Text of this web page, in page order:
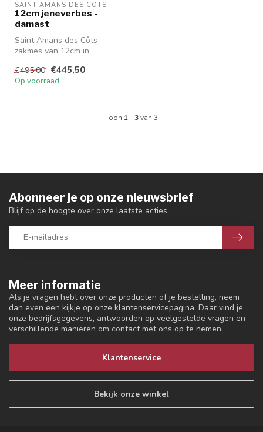
SAINT AMANS DES CÔTS
12cm jeneverbes -
damast
Saint Amans des Côts
zakmes van 12cm in
damast carbone.
€495,00 €445,50
Op voorraad
Toon 1 -3van 3
Meer informatie
Als je vragen hebt over onze producten of je bestelling, neem
dan even een kijkje op onze klantenservicepagina. Daar vind je
onze bedrijfsgegevens, antwoorden op veelgestelde vragen en
verschillende manieren om contact met ons op te nemen.
Klantenservice
Bekijk onze winkel
Abonneer je op onze nieuwsbrief
Blijf op de hoogte over onze laatste acties